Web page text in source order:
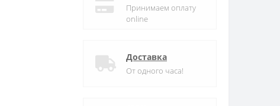
Принимаем оплату
online
Доставка
От одного часа!